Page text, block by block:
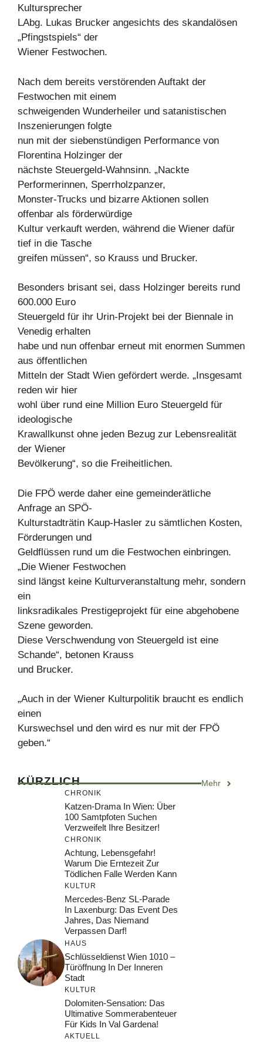
Kultursprecher
LAbg. Lukas Brucker angesichts des skandalösen
„Pfingstspiels“ der
Wiener Festwochen.
Nach dem bereits verstörenden Auftakt der
Festwochen mit einem
schweigenden Wunderheiler und satanistischen
Inszenierungen folgte
nun mit der siebenstündigen Performance von
Florentina Holzinger der
nächste Steuergeld-Wahnsinn. „Nackte
Performerinnen, Sperrholzpanzer,
Monster-Trucks und bizarre Aktionen sollen
offenbar als förderwürdige
Kultur verkauft werden, während die Wiener dafür
tief in die Tasche
greifen müssen“, so Krauss und Brucker.
Besonders brisant sei, dass Holzinger bereits rund
600.000 Euro
Steuergeld für ihr Urin-Projekt bei der Biennale in
Venedig erhalten
habe und nun offenbar erneut mit enormen Summen
aus öffentlichen
Mitteln der Stadt Wien gefördert werde. „Insgesamt
reden wir hier
wohl über rund eine Million Euro Steuergeld für
ideologische
Krawallkunst ohne jeden Bezug zur Lebensrealität
der Wiener
Bevölkerung“, so die Freiheitlichen.
Die FPÖ werde daher eine gemeinderätliche
Anfrage an SPÖ-
Kulturstadträtin Kaup-Hasler zu sämtlichen Kosten,
Förderungen und
Geldflüssen rund um die Festwochen einbringen.
„Die Wiener Festwochen
sind längst keine Kulturveranstaltung mehr, sondern
ein
linksradikales Prestigeprojekt für eine abgehobene
Szene geworden.
Diese Verschwendung von Steuergeld ist eine
Schande“, betonen Krauss
und Brucker.
„Auch in der Wiener Kulturpolitik braucht es endlich
einen
Kurswechsel und den wird es nur mit der FPÖ
geben.“
KÜRZLICH Mehr
CHRONIK
Katzen-Drama In Wien: Über
100 Samtpfoten Suchen
Verzweifelt Ihre Besitzer!
CHRONIK
Achtung, Lebensgefahr!
Warum Die Erntezeit Zur
Tödlichen Falle Werden Kann
KULTUR
Mercedes-Benz SL-Parade
In Laxenburg: Das Event Des
Jahres, Das Niemand
Verpassen Darf!
HAUS
Schlüsseldienst Wien 1010 –
Türöffnung In Der Inneren
Stadt
KULTUR
Dolomiten-Sensation: Das
Ultimative Sommerabenteuer
Für Kids In Val Gardena!
AKTUELL